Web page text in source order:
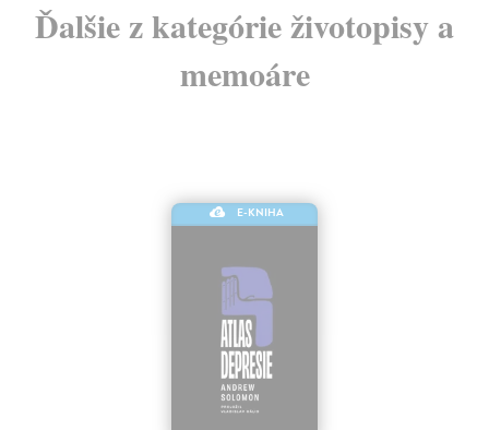
Ďalšie z kategórie životopisy a
memoáre
E-KNIHA